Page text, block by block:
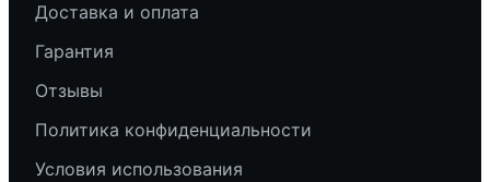
Доставка и оплата
Гарантия
Отзывы
Политика конфиденциальности
Условия использования